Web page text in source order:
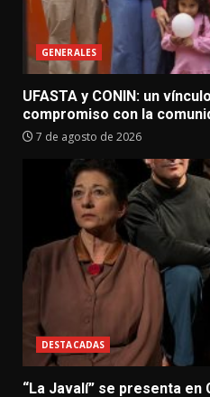
GENERALES
UFASTA y CONIN: un
compromiso con la
7 de agosto de 2026
DESTACADAS
“La Javalí” se presenta en